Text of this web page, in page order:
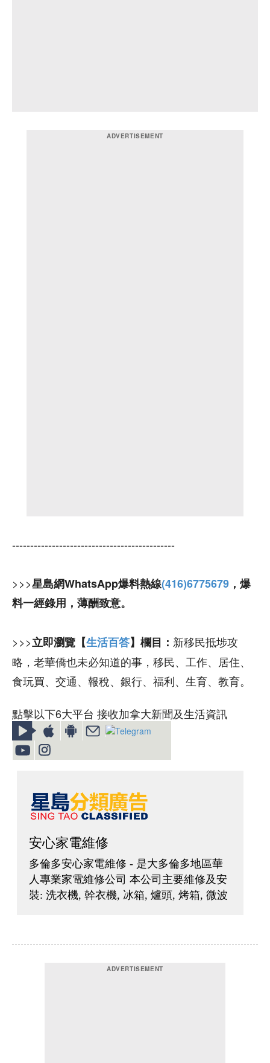
---------------------------------------------
>>>星島網WhatsApp爆料熱線(416)6775679 ，爆
料一經錄用，薄酬致意。
>>>立即瀏覽【生活百答】欄目： 新移民抵埗攻
略，老華僑也未必知道的事，移民、工作、居住、
食玩買、交通、報稅、銀行、福利、生育、教育。
點擊以下6大平台 接收加拿大新聞及生活資訊